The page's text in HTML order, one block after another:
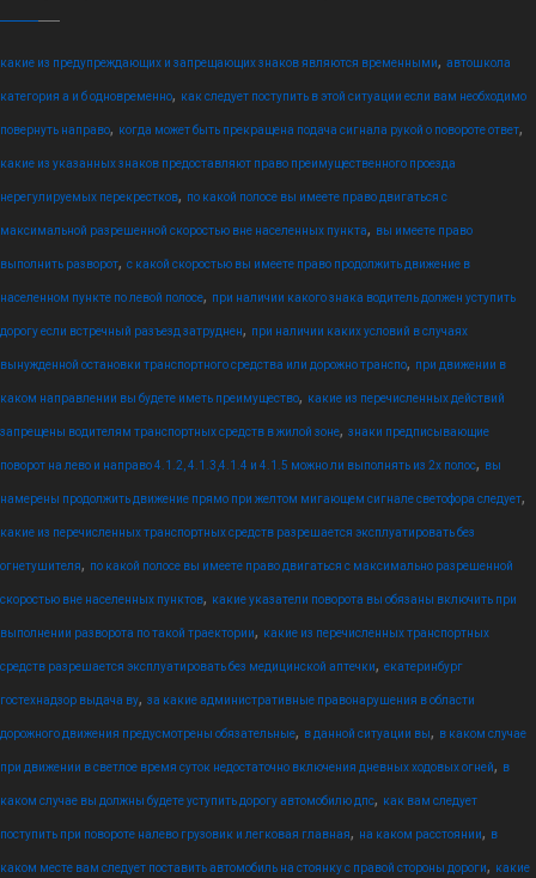
какие из предупреждающих и запрещающих знаков являются временными, автошкола
категория а и б одновременно, как следует поступить в этой ситуации если вам необходимо
повернуть направо, когда может быть прекращена подача сигнала рукой о повороте ответ,
какие из указанных знаков предоставляют право преимущественного проезда
нерегулируемых перекрестков, по какой полосе вы имеете право двигаться с
максимальной разрешенной скоростью вне населенных пункта, вы имеете право
выполнить разворот, с какой скоростью вы имеете право продолжить движение в
населенном пункте по левой полосе, при наличии какого знака водитель должен уступить
дорогу если встречный разъезд затруднен, при наличии каких условий в случаях
вынужденной остановки транспортного средства или дорожно транспо, при движении в
каком направлении вы будете иметь преимущество, какие из перечисленных действий
запрещены водителям транспортных средств в жилой зоне, знаки предписывающие
поворот на лево и направо 4.1.2, 4.1.3,4.1.4 и 4.1.5 можно ли выполнять из 2х полос, вы
намерены продолжить движение прямо при желтом мигающем сигнале светофора следует,
какие из перечисленных транспортных средств разрешается эксплуатировать без
огнетушителя, по какой полосе вы имеете право двигаться с максимально разрешенной
скоростью вне населенных пунктов, какие указатели поворота вы обязаны включить при
выполнении разворота по такой траектории, какие из перечисленных транспортных
средств разрешается эксплуатировать без медицинской аптечки, екатеринбург
гостехнадзор выдача ву, за какие административные правонарушения в области
дорожного движения предусмотрены обязательные, в данной ситуации вы, в каком случае
при движении в светлое время суток недостаточно включения дневных ходовых огней, в
каком случае вы должны будете уступить дорогу автомобилю дпс, как вам следует
поступить при повороте налево грузовик и легковая главная, на каком расстоянии, в
каком месте вам следует поставить автомобиль на стоянку с правой стороны дороги, какие